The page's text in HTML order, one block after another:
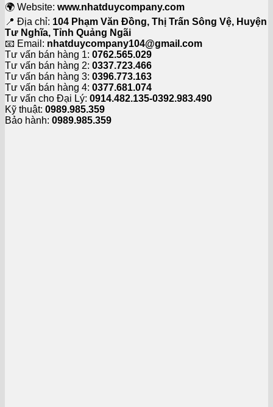
🌍 Website: www.nhatduycompany.com
📍 Địa chỉ: 104 Phạm Văn Đồng, Thị Trấn Sông Vệ, Huyện
Tư Nghĩa, Tỉnh Quảng Ngãi
📧 Email: nhatduycompany104@gmail.com
Tư vấn bán hàng 1: 0762.565.029
Tư vấn bán hàng 2: 0337.723.466
Tư vấn bán hàng 3: 0396.773.163
Tư vấn bán hàng 4: 0377.681.074
Tư vấn cho Đại Lý: 0914.482.135-0392.983.490
Kỹ thuật: 0989.985.359
Bảo hành: 0989.985.359